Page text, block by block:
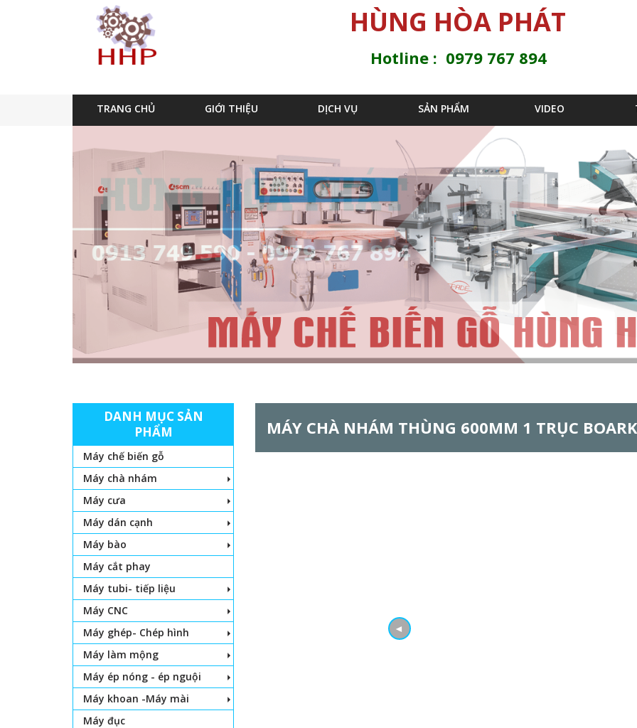
Jump to navigation
HÙNG HÒA PHÁT
Hotline : 0979 767 894
TRANG CHỦ GIỚI THIỆU DỊCH VỤ SẢN PHẨM VIDEO
MÁY CHÀ NHÁM THÙNG 600MM 1 TRỤC
◄
DANH MỤC SẢN
PHẨM
Máy chế biến gỗ
Máy chà nhám
Máy cưa
Máy dán cạnh
Máy bào
Máy cắt phay
Máy tubi- tiếp liệu
Máy CNC
Máy ghép- Chép hình
Máy làm mộng
Máy ép nóng - ép nguội
Máy khoan -Máy mài
Máy đục